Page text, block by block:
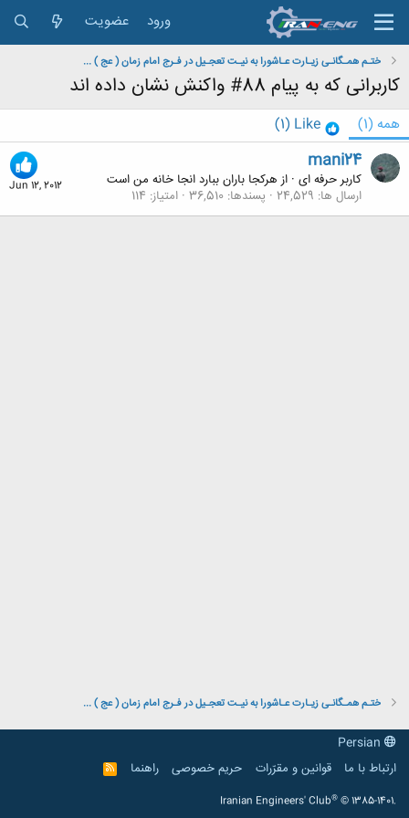
ورود عضویت
ختـم همـگانـی زیـارت عـاشورا به نیـت تعجـیل در فـرج امام زمان ( عج ) ...
کاربرانی که به پیام 88# واکنش نشان داده اند
همه (1)
Like
(1)
Jun 12, 2012
mani24
کاربر حرفه ای · از هرکجا باران ببارد انجا خانه من است
ارسال ها 24,529 پسندها 36,510 امتیاز 114
ختـم همـگانـی زیـارت عـاشورا به نیـت تعجـیل در فـرج امام زمان ( عج ) ...
ارتباط با ما
قوانین و مقرّرات حریم خصوصی راهنما
R
S
Iranian Engineers' Club® © 1385-1401.